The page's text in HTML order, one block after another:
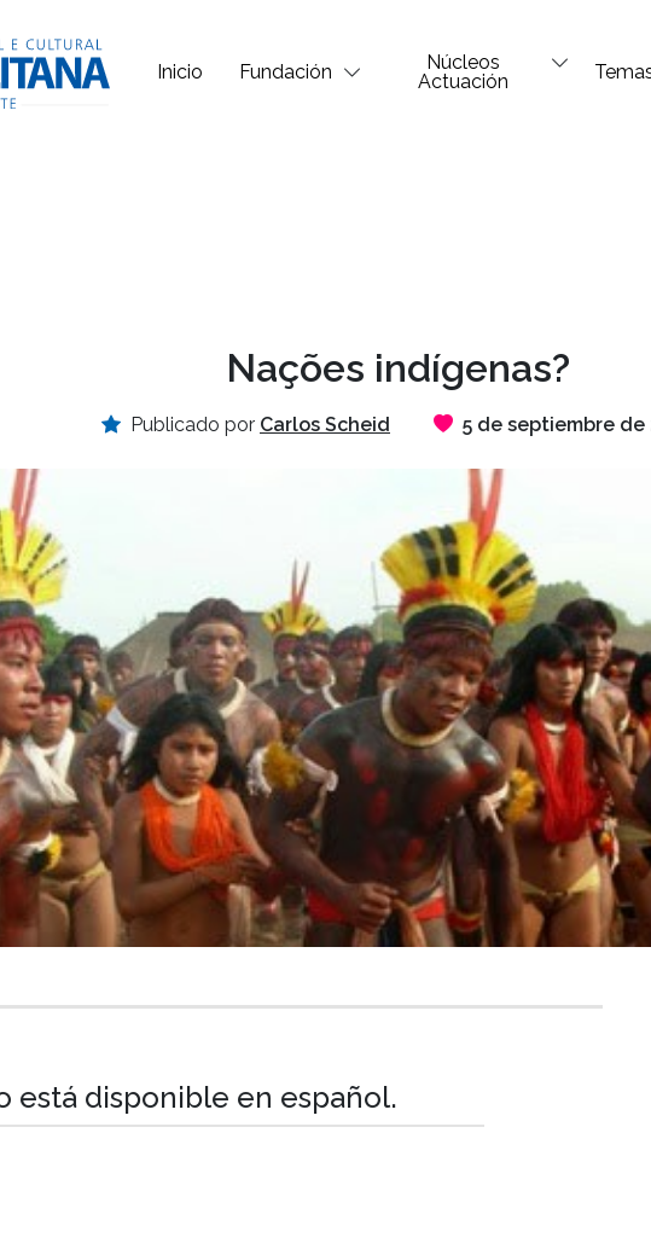
Inicio Fundación
Núcleos
Actuación
Nações indígenas?
Publicado por Carlos Scheid 5 de septiembre de
está disponible en español.